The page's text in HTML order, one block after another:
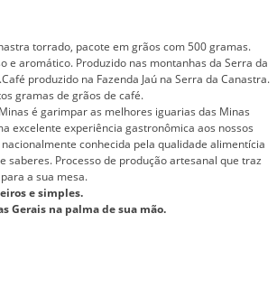
torrado, pacote em grãos com 500 gramas.
e aromático. Produzido nas montanhas da Serra da
produzido na Fazenda Jaú na Serra da Canastra.
gramas de grãos de café.
é garimpar as melhores iguarias das Minas
excelente experiência gastronômica aos nossos
conhecida pela qualidade alimentícia
saberes. Processo de produção artesanal que traz
a sua mesa.
e simples.
Gerais na palma de sua mão.